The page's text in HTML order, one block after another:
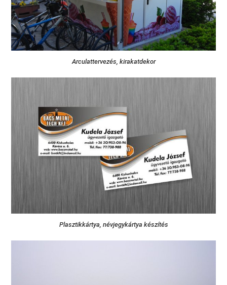
Arculattervezés, kirakatdekor
Plasztikkártya, névjegykártya készítés